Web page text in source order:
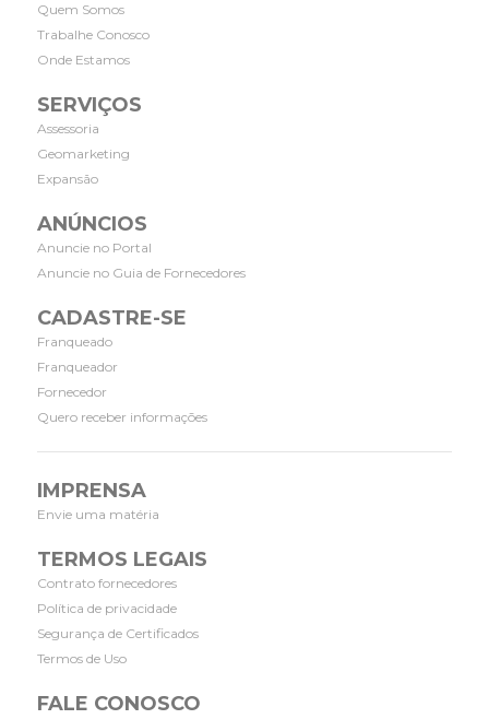
Quem Somos
Trabalhe Conosco
Onde Estamos
SERVIÇOS
Assessoria
Geomarketing
Expansão
ANÚNCIOS
Anuncie no Portal
Anuncie no Guia de Fornecedores
CADASTRE-SE
Franqueado
Franqueador
Fornecedor
Quero receber informações
IMPRENSA
Envie uma matéria
TERMOS LEGAIS
Contrato fornecedores
Política de privacidade
Segurança de Certificados
Termos de Uso
FALE CONOSCO